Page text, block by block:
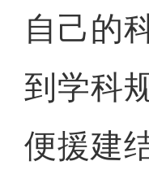
自己的
到学科
便援建